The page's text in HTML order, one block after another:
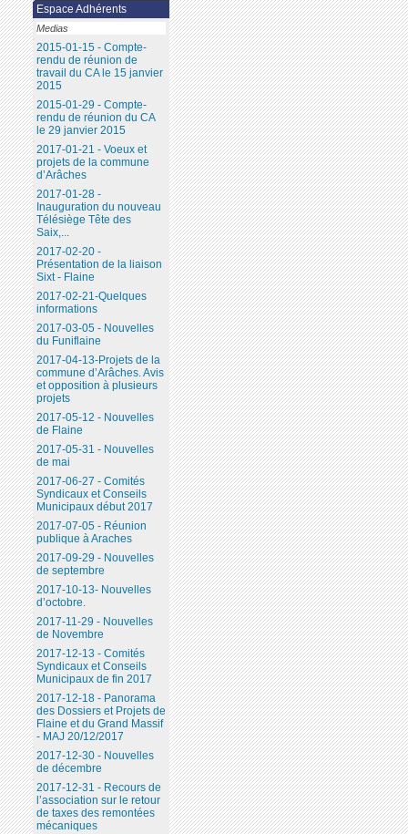
Espace Adhérents
Medias
2015-01-15 - Compte-
rendu de réunion de
travail du CA le 15 janvier
2015
2015-01-29 - Compte-
rendu de réunion du CA
le 29 janvier 2015
2017-01-21 - Voeux et
projets de la commune
d’Arâches
2017-01-28 -
Inauguration du nouveau
Télésiège Tête des
Saix,...
2017-02-20 -
Présentation de la liaison
Sixt - Flaine
2017-02-21-Quelques
informations
2017-03-05 - Nouvelles
du Funiflaine
2017-04-13-Projets de la
commune d’Arâches. Avis
et opposition à plusieurs
projets
2017-05-12 - Nouvelles
de Flaine
2017-05-31 - Nouvelles
de mai
2017-06-27 - Comités
Syndicaux et Conseils
Municipaux début 2017
2017-07-05 - Réunion
publique à Araches
2017-09-29 - Nouvelles
de septembre
2017-10-13- Nouvelles
d’octobre.
2017-11-29 - Nouvelles
de Novembre
2017-12-13 - Comités
Syndicaux et Conseils
Municipaux de fin 2017
2017-12-18 - Panorama
des Dossiers et Projets de
Flaine et du Grand Massif
- MAJ 20/12/2017
2017-12-30 - Nouvelles
de décembre
2017-12-31 - Recours de
l’association sur le retour
de taxes des remontées
mécaniques